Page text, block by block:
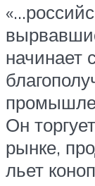
начинает
Он
рынке,
льет